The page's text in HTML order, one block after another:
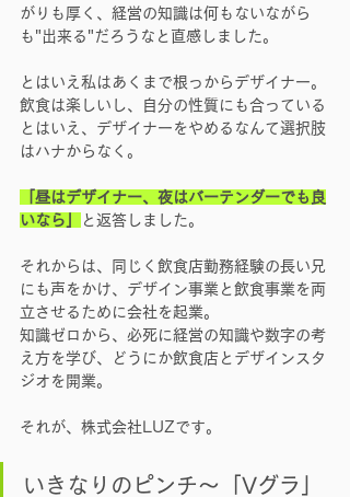
がりも厚く、経営の知識は何もないながら
も"出来る"だろうなと直感しました。
とはいえ私はあくまで根っからデザイナー。
飲食は楽しいし、自分の性質にも合っている
とはいえ、デザイナーをやめるなんて選択肢
はハナからなく。
「昼はデザイナー、夜はバーテンダーでも良
いなら」
と返答しました。
それからは、同じく飲食店勤務経験の長い兄
にも声をかけ、デザイン事業と飲食事業を両
立させるために会社を起業。
知識ゼロから、必死に経営の知識や数字の考
え方を学び、どうにか飲食店とデザインスタ
ジオを開業。
それが、株式会社LUZです。
いきなりのピンチ〜「Vグラ」